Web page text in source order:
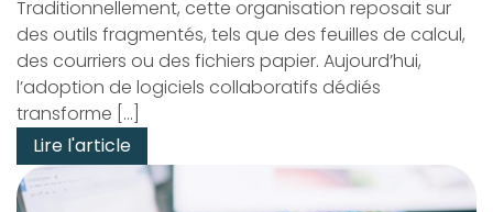
Traditionnellement, cette organisation reposait sur
des outils fragmentés, tels que des feuilles de calcul,
des courriers ou des fichiers papier. Aujourd’hui,
l’adoption de logiciels collaboratifs dédiés
transforme […]
Lire l'article